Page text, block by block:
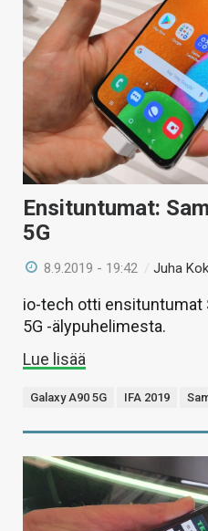
Ensituntumat:
5G
8.9.2019 - 19:42 /Juha
io-tech otti ensituntumat
5G -älypuhelimesta.
Lue lisää
Galaxy A90 5G IFA 2019